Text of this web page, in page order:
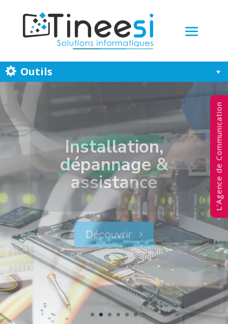
Outils
Infogérance de
parc
Découvrir
L'Agence de Communication